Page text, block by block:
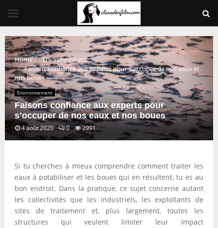
PRIMARY
MENU
Home
Environnement
Faisons confiance aux experts pour s’occuper de nos eaux et
nos boues
Environnement
Faisons confiance aux experts pour
s’occuper de nos eaux et nos boues
4 août 2020 0 2991
Si tu cherches à mieux comprendre comment traiter les
eaux à potabiliser et les boues qui en résultent, tu es au
bon endroit. Dans la pratique, ce sujet concerne autant
les collectivités que les industriels, les exploitants de
sites de traitement et, plus largement, toutes les
structures qui veulent limiter leur impact